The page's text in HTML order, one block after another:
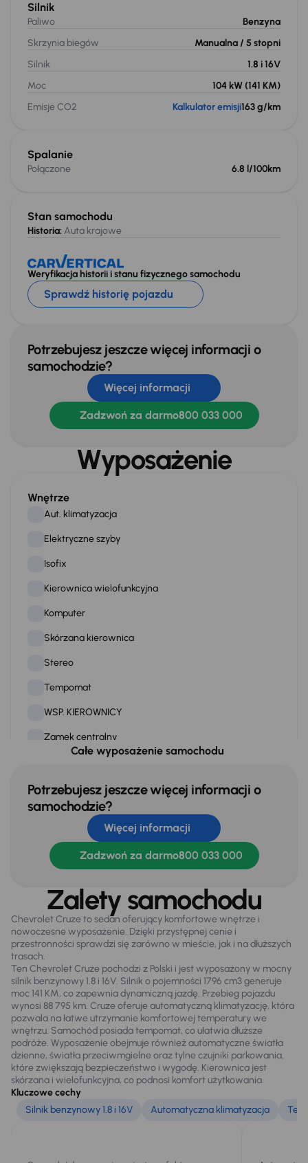
Stan samochodu
Historia: Auta krajowe
Weryfikacja historii i stanu fizycznego samochodu
Sprawdź historię pojazdu
Silnik
Paliwo
Benzyna
Skrzynia biegów
Manualna / 5 stopni
Silnik
1.8 i 16V
Moc
104 kW (141 KM)
Emisje CO2
Kalkulator emisji163 g/km
Spalanie
Połączone 6.8 l/100km
Potrzebujesz jeszcze więcej informacji o
samochodzie?
Więcej informacji
Zadzwoń za darmo800 033 000
Wyposażenie
Wnętrze
Aut. klimatyzacja
Elektryczne szyby
Isofix
Kierownica wielofunkcyjna
Komputer
Skórzana kierownica
Stereo
Tempomat
WSP. KIEROWNICY
Zamek centralny
Na zewnątrz
Automatyczne swiatla dzienne
Elektryczne lusterka
Oryginalne Alufelgi
Extra
Czujnik deszczu
Tylne czujniki parkowania
Bezpieczeństwo
ABS
Airbag
ASR
ESP
Całe wyposażenie samochodu
Potrzebujesz jeszcze więcej informacji o
samochodzie?
Więcej informacji
Zadzwoń za darmo800 033 000
Zalety samochodu
Chevrolet Cruze to sedan oferujący komfortowe wnętrze i
nowoczesne wyposażenie. Dzięki przystępnej cenie i
przestronności sprawdzi się zarówno w mieście, jak i na dłuższych
trasach.
Ten Chevrolet Cruze pochodzi z Polski i jest wyposażony w mocny
silnik benzynowy 1.8 i 16V. Silnik o pojemności 1796 cm3 generuje
moc 141 KM, co zapewnia dynamiczną jazdę. Przebieg pojazdu
wynosi 88 795 km. Cruze oferuje automatyczną klimatyzację, która
pozwala na łatwe utrzymanie komfortowej temperatury we
wnętrzu. Samochód posiada tempomat, co ułatwia dłuższe
podróże. Wyposażenie obejmuje również automatyczne światła
dzienne, światła przeciwmgielne oraz tylne czujniki parkowania,
które zwiększają bezpieczeństwo i wygodę. Kierownica jest
skórzana i wielofunkcyjna, co podnosi komfort użytkowania.
Kluczowe cechy
Silnik benzynowy 1.8 i 16V
Automatyczna klimatyzacja